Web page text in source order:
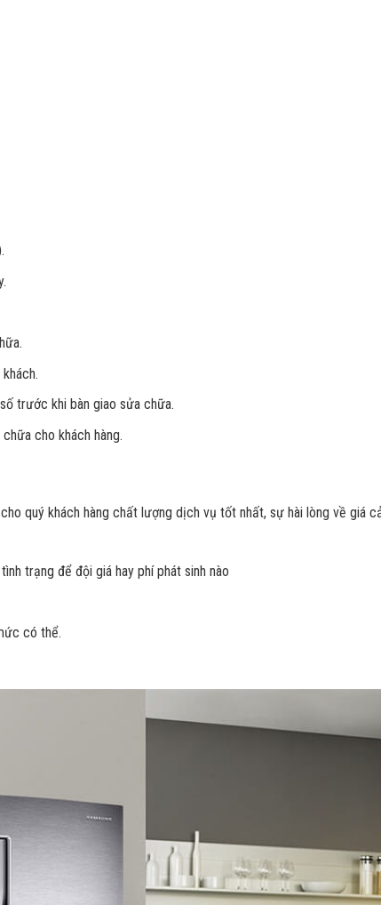
trước khi bàn giao sửa chữa.
cho khách hàng.
quý khách hàng chất lượng dịch vụ tốt nhất, sự hài lòng về giá
trạng để đội giá hay phí phát sinh nào
có thể.